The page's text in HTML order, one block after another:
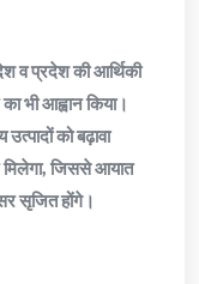
व प्रदेश की आर्थिकी
भी आह्वान किया।
को बढ़ावा
मिलेगा, जिससे आयात
सृजित होंगे।